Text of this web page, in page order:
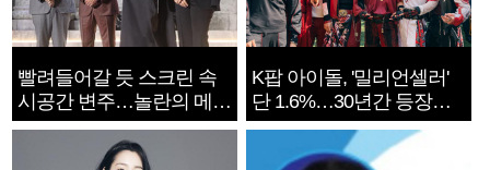
빨려들어갈 듯 스크린 속
시공간 변주…놀란의 메시
지는 ‘전쟁 속죄’
K팝 아이돌, '밀리언셀러'
단 1.6%…30년간 등장
1182개팀 전수조사